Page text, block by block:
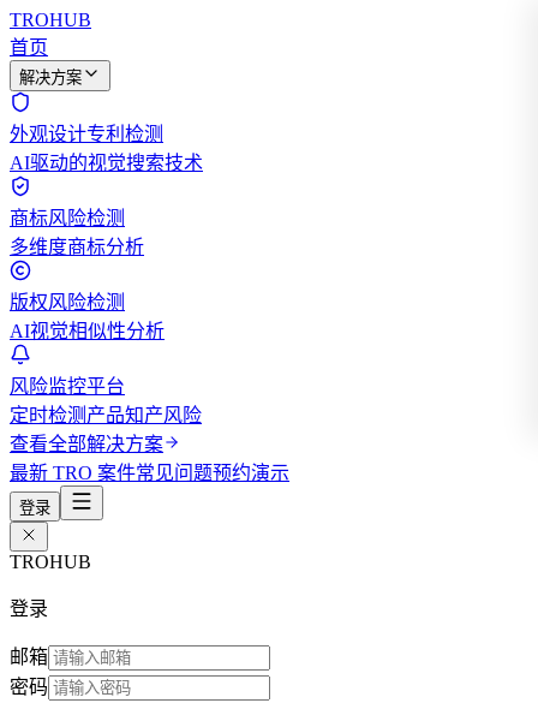
TROHUB
首页
解决方案
外观设计专利检测
AI驱动的视觉搜索技术
商标风险检测
多维度商标分析
版权风险检测
AI视觉相似性分析
风险监控平台
定时检测产品知产风险
查看全部解决方案
最新 TRO 案件常见问题预约演示
登录
TROHUB
登录
邮箱
密码